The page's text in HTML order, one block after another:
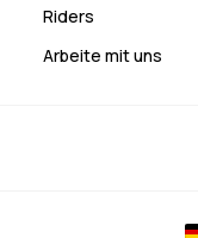
Riders
Arbeite mit uns